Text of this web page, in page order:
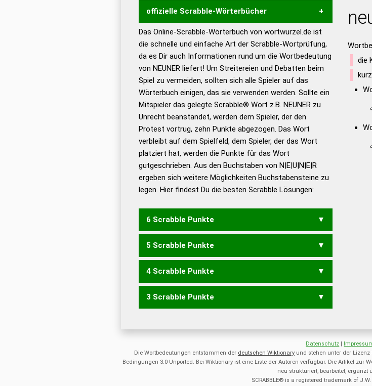
offizielle Scrabble-Wörterbücher
Wortwurzel liefert mit Hilfe eines semantischen
Wortanalyse-Algorithmus gute Anhaltspunkte zu
Wortbedeutung, Worttrennung und Wortform, um die
Gültigkeit eines Wortes für das Scrabble-Spiel zu
bestimmen! zugelassene Turnier Scrabble-
Wörterbücher sind:
Duden – Standardwerk in 12
Bänden
Duden – Richtiges und gutes
Deutsch
Duden – Die deutsche Grammatik
Duden – Deutsches
Universalwörterbuch
Das Online-Scrabble-Wörterbuch von wortwurzel.de ist
die schnelle und einfache Art der Scrabble-Wortprüfung,
da es Dir auch Informationen rund um die Wortbedeutung
von NEUNER liefert! Um Streitereien und Debatten beim
Spiel zu vermeiden, sollten sich alle Spieler auf das
Wörterbuch einigen, das sie verwenden werden. Sollte ein
Mitspieler das gelegte Scrabble® Wort z.B. NEUNERzu
Unrecht beanstandet, werden dem Spieler, der den
Protest vortrug, zehn Punkte abgezogen. Das Wort
verbleibt auf dem Spielfeld, dem Spieler, der das Wort
platziert hat, werden die Punkte für das Wort
gutgeschrieben. Aus den Buchstaben von N|E|U|N|E|R
ergeben sich weitere Möglichkeiten Buchstabensteine zu
legen. Hier findest Du die besten Scrabble Lösungen:
6 Scrabble Punkte
NEUERN
5 Scrabble Punkte
ERNEU NEUEN NEUER
RUNEN URNEN
4 Scrabble Punkte
EREN EUER EURE NEER
RUNE
UREN URNE
3 Scrabble Punkte
die
Datenschutz |
Die Wortbedeutungen entstammen der deutschen Wiktionaryund stehen unter der Lizenz
Bedingungen 3.0 Unported. Bei Wiktionary ist eine Liste der Autoren verfügbar. Die Artikel
neu strukturiert, bearbeitet, ergänzt
SCRABBLE® is a registered trademark of